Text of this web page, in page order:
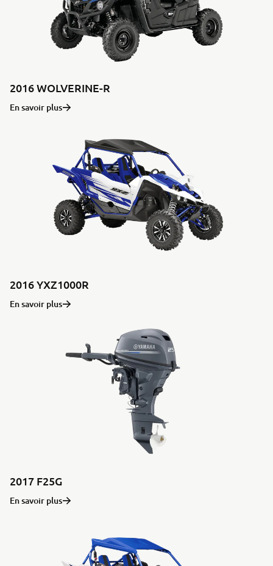
2016 WOLVERINE-R
En savoir plus
2016 YXZ1000R
En savoir plus
2017 F25G
En savoir plus